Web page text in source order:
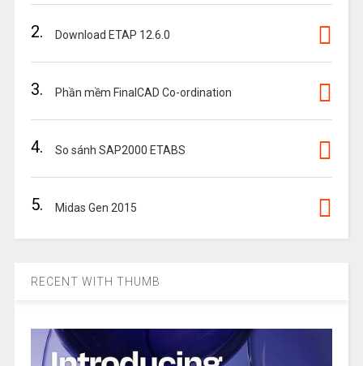
2. Download ETAP 12.6.0
3. Phần mềm FinalCAD Co-ordination
4. So sánh SAP2000 ETABS
5. Midas Gen 2015
RECENT WITH THUMB